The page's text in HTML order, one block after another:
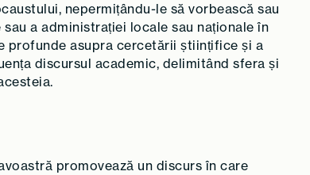
nepermițându-le să vorbească sau
a administrației locale sau naționale în
profunde asupra cercetării științifice și a
discursul academic, delimitând sfera și
promovează un discurs în care